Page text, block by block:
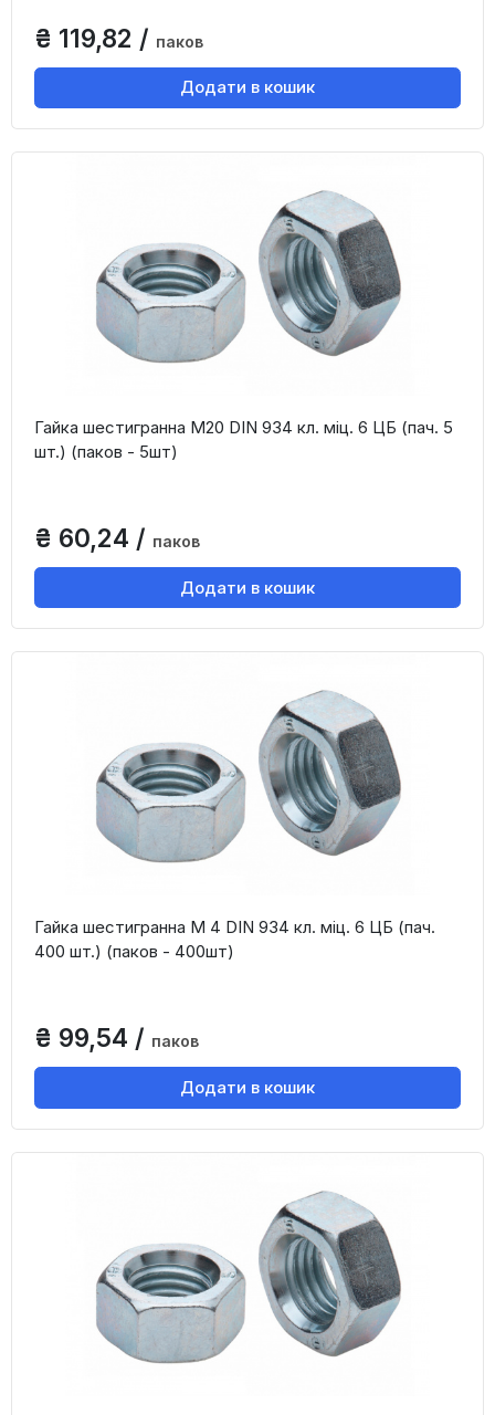
₴ 119,82 / паков
Додати в кошик
Гайка шестигранна М20 DIN 934 кл. міц. 6 ЦБ (пач. 5
шт.) (паков - 5шт)
₴ 60,24 / паков
Додати в кошик
Гайка шестигранна М 4 DIN 934 кл. міц. 6 ЦБ (пач.
400 шт.) (паков - 400шт)
₴ 99,54 / паков
Додати в кошик